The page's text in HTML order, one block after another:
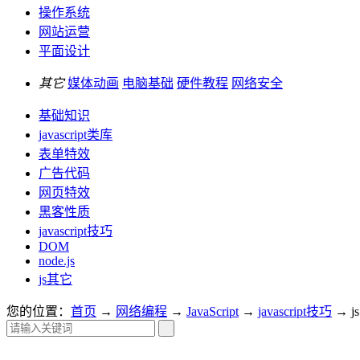
操作系统
网站运营
平面设计
其它 媒体动画 电脑基础 硬件教程 网络安全
基础知识
javascript类库
表单特效
广告代码
网页特效
黑客性质
javascript技巧
DOM
node.js
js其它
您的位置： 首页 → 网络编程 → JavaScript → javascript技巧 →